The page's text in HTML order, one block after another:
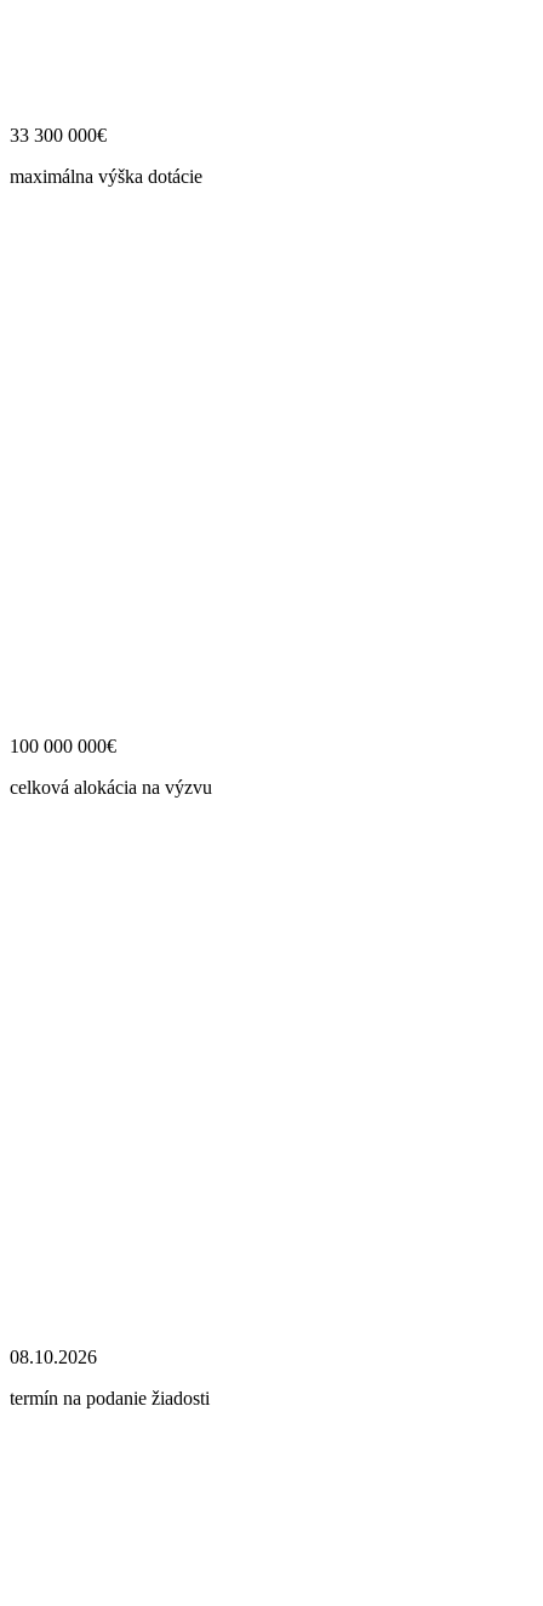
33 300 000€
maximálna výška dotácie
100 000 000€
celková alokácia na výzvu
08.10.2026
termín na podanie žiadosti